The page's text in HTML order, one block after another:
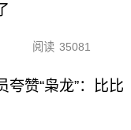
阅读 35081
夸赞“枭龙”：比比